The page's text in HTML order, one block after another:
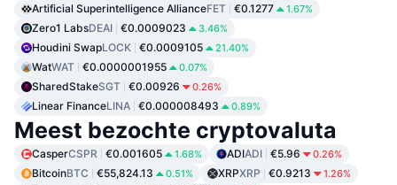
Artificial Superintelligence AllianceFET €0.1277 1.67%
Zero1 LabsDEAI €0.0009023 3.46%
Houdini SwapLOCK €0.0009105 21.40%
WatWAT €0.0000001955 0.07%
SharedStakeSGT €0.00926 0.26%
Linear FinanceLINA €0.000008493 0.89%
Meest bezochte cryptovaluta
CasperCSPR €0.001605 1.68% ADIADI €5.96 0.26%
BitcoinBTC €55,824.13 0.51% XRPXRP €0.9213 1.26%